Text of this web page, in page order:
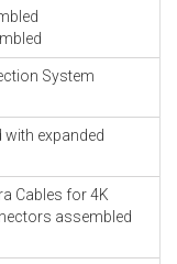
System
with expanded
Cables for 4K
assembled